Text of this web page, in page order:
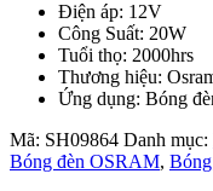
Điện áp: 12V
Công Suất: 20W
Tuổi thọ: 2000hrs
Thương hiệu:
Ứng dụng: Bóng
Mã: SH09864 Danh mục:
Bóng đèn OSRAM,